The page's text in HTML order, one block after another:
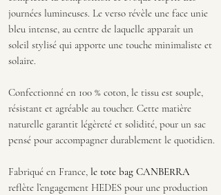
journées lumineuses. Le verso révèle une face unie
bleu intense, au centre de laquelle apparaît un
soleil stylisé qui apporte une touche minimaliste et
solaire.
Confectionné en 100 % coton, le tissu est souple,
résistant et agréable au toucher. Cette matière
naturelle garantit légèreté et solidité, pour un sac
pensé pour accompagner durablement le quotidien.
Fabriqué en France, le tote bag CANBERRA
reflète l’engagement HEDES pour une production